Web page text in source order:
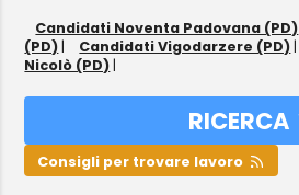
Candidati Noventa Padovana (PD)
(PD) | Candidati Vigodarzere (PD) |
Nicolò (PD) |
RICERCA
Consigli per trovare lavoro